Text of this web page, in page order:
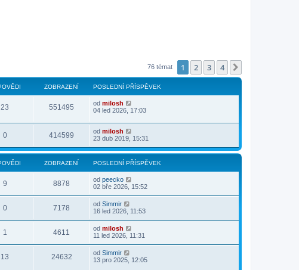
76 témat 1 2 3 4
ZOBRAZENÍ POSLEDNÍ PŘÍSPĚVEK
23 551495 od milosh
04 led 2026, 17:03
0 414599 od milosh
23 dub 2019, 15:31
ZOBRAZENÍ POSLEDNÍ PŘÍSPĚVEK
9 8878 od peecko
02 bře 2026, 15:52
0 7178 od Simmir
16 led 2026, 11:53
1 4611 od milosh
11 led 2026, 11:31
13 24632 od Simmir
13 pro 2025, 12:05